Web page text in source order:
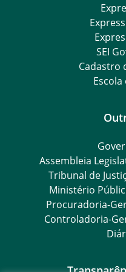
SEI
Cadastro
Assembleia
Tribunal de
Ministério
Procuradoria-
Controladoria-